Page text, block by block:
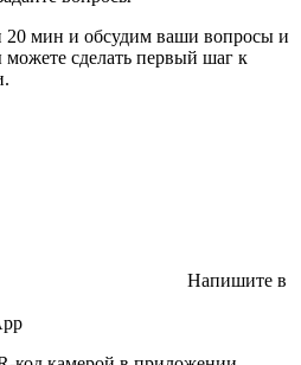
20 мин и обсудим ваши вопросы и
сделать первый шаг к
Напишите в